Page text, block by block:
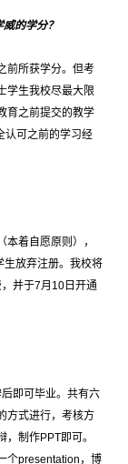
的学分？
前所获学分。但考
学生我校尽最大限
育之前提交的教学
认可之前的学习经
着自愿原则），
生放弃注册。我校将
，并于7月 10 日开通
即可毕业。共有六
方式进行，考核方
，制作PPT即可。
个presentation ，博